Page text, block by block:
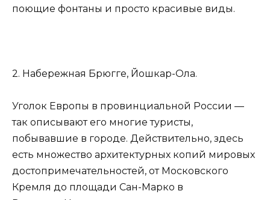
поющие фонтаны и просто красивые виды.
2. Набережная Брюгге, Йошкар-Ола.
Уголок Европы в провинциальной России —
так описывают его многие туристы,
побывавшие в городе. Действительно, здесь
есть множество архитектурных копий мировых
достопримечательностей, от Московского
Кремля до площади Сан-Марко в